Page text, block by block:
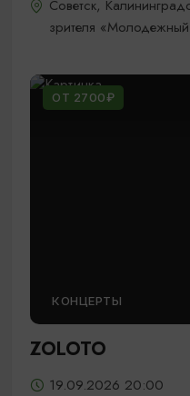
Советск,
зрителя
ОТ 2700₽
КОНЦЕРТЫ
ZOLOTO
19.09.2026 20:00